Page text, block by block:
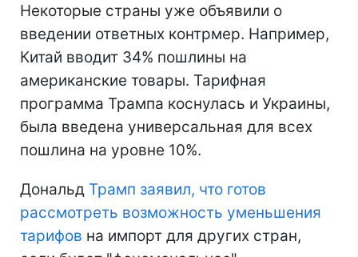
Некоторые страны уже объявили о
введении ответных контрмер. Например,
Китай вводит 34% пошлины на
американские товары. Тарифная
программа Трампа коснулась и Украины,
была введена универсальная для всех
пошлина на уровне 10%.
Дональд Трамп заявил, что готов
рассмотреть возможность уменьшения
тарифов на импорт для других стран,